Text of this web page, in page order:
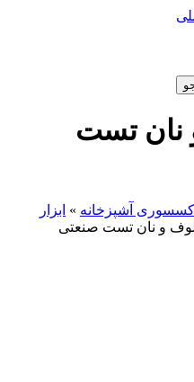
نان تست
اکسسوری آشپزخانه » ابزار
لوف و نان تست صنعتی